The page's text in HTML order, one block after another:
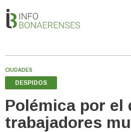
CIUDADES
DESPIDOS
Polémica por el
trabajadores